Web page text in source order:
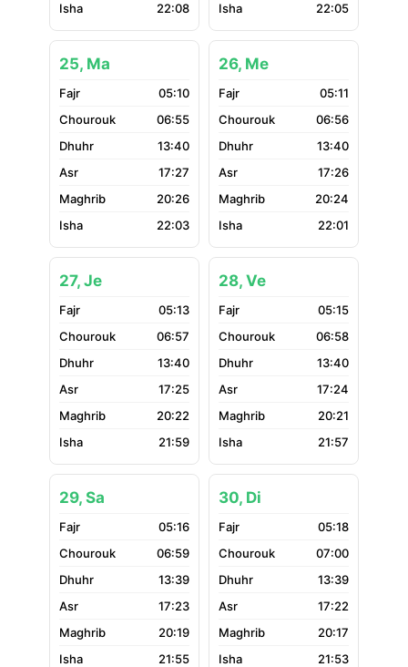
22:08
22:05
25, Ma
05:10
06:55
13:40
17:27
20:26
22:03
26, Me
05:11
06:56
13:40
17:26
20:24
22:01
27, Je
05:13
06:57
13:40
17:25
20:22
21:59
28, Ve
05:15
06:58
13:40
17:24
20:21
21:57
29, Sa
05:16
06:59
13:39
17:23
20:19
21:55
30, Di
05:18
07:00
13:39
17:22
20:17
21:53